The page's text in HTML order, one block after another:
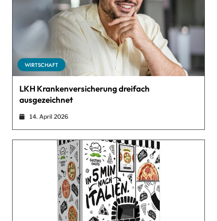
WIRTSCHAFT
LKH Krankenversicherung dreifach
ausgezeichnet
14. April 2026